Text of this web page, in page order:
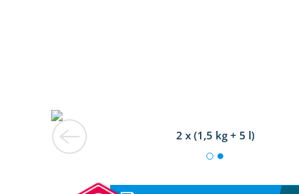
2 x (1,5 kg + 5 l)